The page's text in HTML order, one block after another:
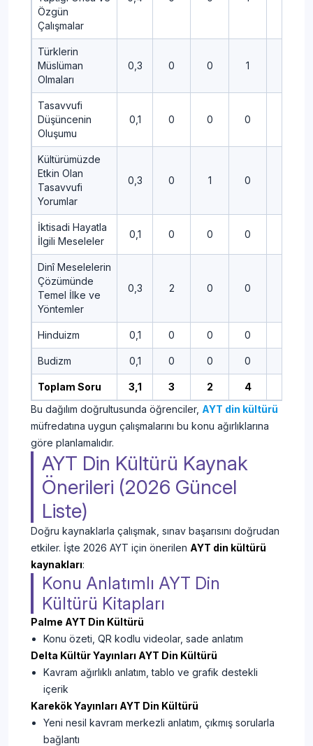
Özgün
Çalışmalar
Türklerin
Müslüman
Olmaları
0,3 0 0 1
Tasavvufi
Düşüncenin
Oluşumu
0,1 0 0 0
Kültürümüzde
Etkin Olan
Tasavvufi
Yorumlar
0,3 0 1 0
İktisadi Hayatla
İlgili Meseleler
0,1 0 0 0
Dinî Meselelerin
Çözümünde
Temel İlke ve
Yöntemler
0,3 2 0 0
Hinduizm 0,1 0 0 0
Budizm 0,1 0 0 0
Toplam Soru 3,1 3 2 4
Bu dağılım doğrultusunda öğrenciler, AYT din kültürü
müfredatına uygun çalışmalarını bu konu ağırlıklarına
göre planlamalıdır.
AYT Din Kültürü Kaynak
Önerileri (2026 Güncel
Liste)
Doğru kaynaklarla çalışmak, sınav başarısını doğrudan
etkiler. İşte 2026 AYT için önerilen AYT din kültürü
kaynakları:
Konu Anlatımlı AYT Din
Kültürü Kitapları
Palme AYT Din Kültürü
Konu özeti, QR kodlu videolar, sade anlatım
Delta Kültür Yayınları AYT Din Kültürü
Kavram ağırlıklı anlatım, tablo ve grafik destekli
içerik
Karekök Yayınları AYT Din Kültürü
Yeni nesil kavram merkezli anlatım, çıkmış sorularla
bağlantı